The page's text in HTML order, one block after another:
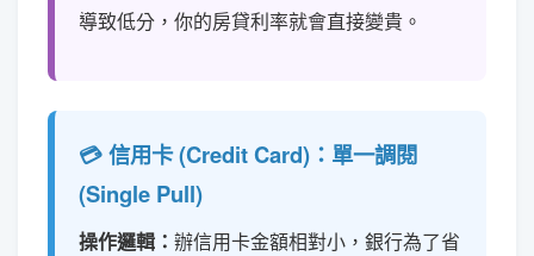
導致低分，你的房貸利率就會直接變貴。
💳 信用卡 (Credit Card)：單一調閱
(Single Pull)
操作邏輯： 辦信用卡金額相對小，銀行為了省